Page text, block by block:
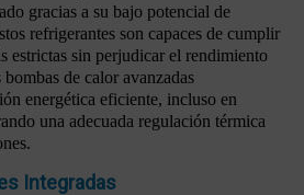
gracias a su bajo potencial de
refrigerantes son capaces de cumplir
estrictas sin perjudicar el rendimiento
de calor avanzadas
energética eficiente, incluso en
una adecuada regulación térmica
Integradas